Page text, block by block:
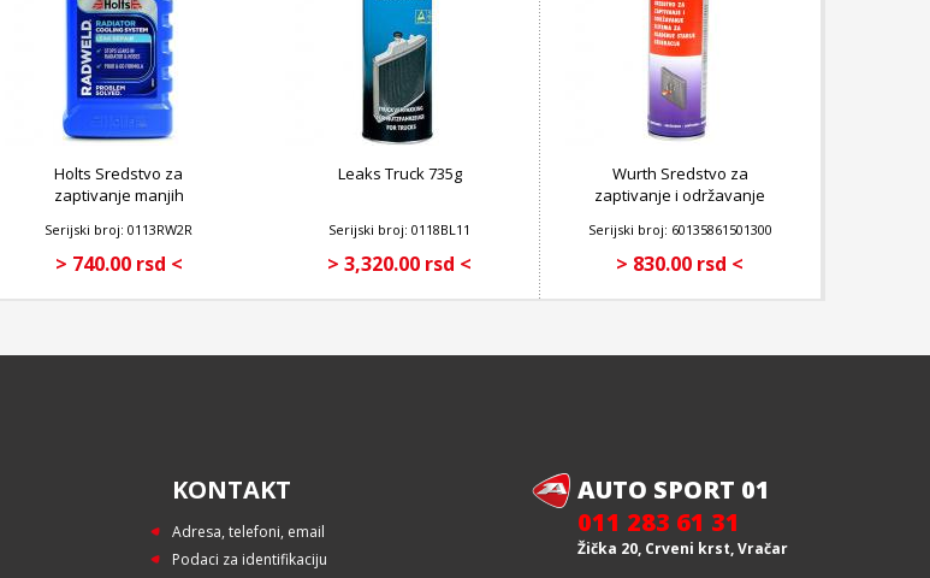
Holts Sredstvo za
zaptivanje manjih
rashladnih sistema 250
ml
Serijski broj: 0113RW2R
> 740.00 rsd <
Leaks Truck 735g
Serijski broj: 0118BL11
> 3,320.00 rsd <
Wurth Sredstvo za
zaptivanje i održavanje
starije generacije 300 ml
Serijski broj: 60135861501300
> 830.00 rsd <
KONTAKT
Adresa, telefoni, email
Podaci za identifikaciju
AUTO SPORT 01
011 283 61 31
Žička 20, Crveni krst, Vračar